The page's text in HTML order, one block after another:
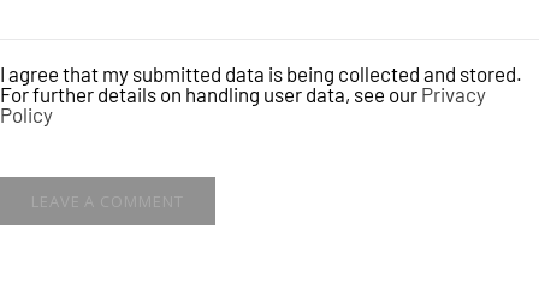
I agree that my submitted data is being collected and stored.
For further details on handling user data, see our Privacy
Policy